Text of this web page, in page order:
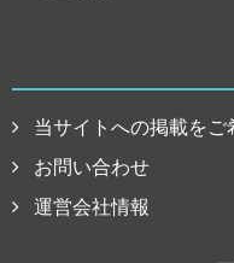
当サイトへの掲載を
お問い合わせ
運営会社情報